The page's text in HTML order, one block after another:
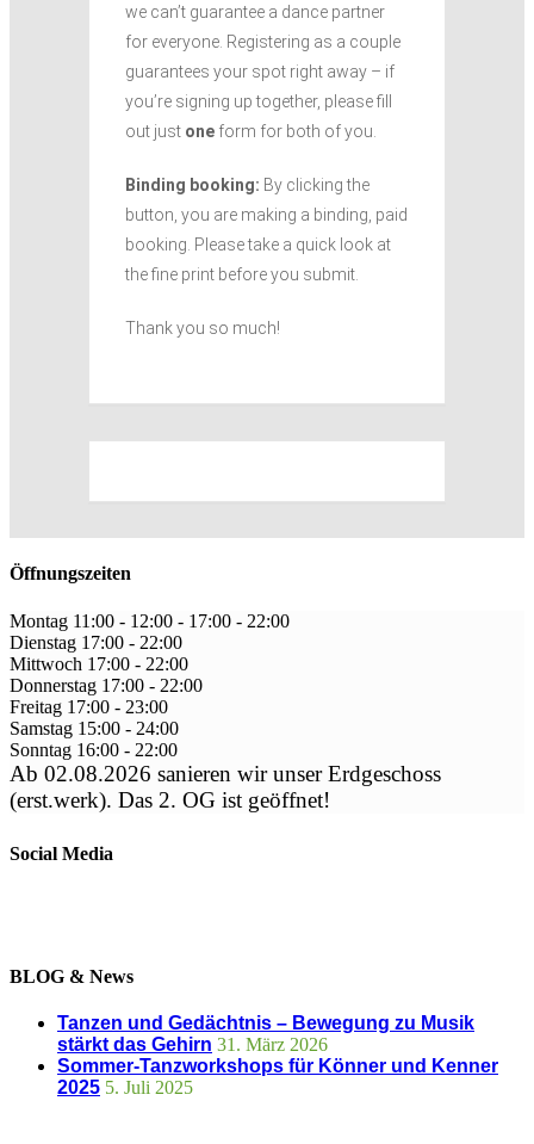
we can’t guarantee a dance partner
for everyone. Registering as a couple
guarantees your spot right away – if
you’re signing up together, please fill
out just one form for both of you.
Binding booking: By clicking the
button, you are making a binding, paid
booking. Please take a quick look at
the fine print before you submit.
Thank you so much!
Öffnungszeiten
Montag 11:00 - 12:00 - 17:00 - 22:00
Dienstag 17:00 - 22:00
Mittwoch 17:00 - 22:00
Donnerstag 17:00 - 22:00
Freitag 17:00 - 23:00
Samstag 15:00 - 24:00
Sonntag 16:00 - 22:00
Ab 02.08.2026 sanieren wir unser Erdgeschoss
(erst.werk). Das 2. OG ist geöffnet!
Social Media
BLOG & News
Tanzen und Gedächtnis – Bewegung zu Musik
stärkt das Gehirn 31. März 2026
Sommer-Tanzworkshops für Könner und Kenner
2025 5. Juli 2025